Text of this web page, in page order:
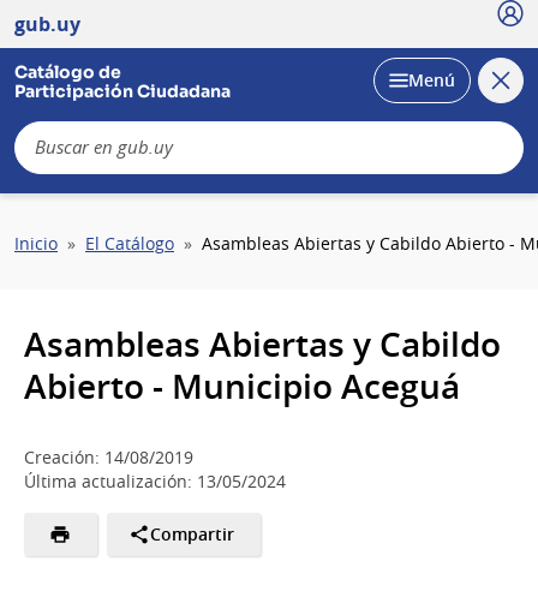
gub.uy
Catálogo de
Participación Ciudadana
Desplegar
Menú
Sobrescribir
la
navegación
Inicio El Catálogo Asambleas Abiertas y Cabildo Abierto -
Asambleas Abiertas y Cabildo
Abierto - Municipio Aceguá
Creación: 14/08/2019
Última actualización: 13/05/2024
Compartir